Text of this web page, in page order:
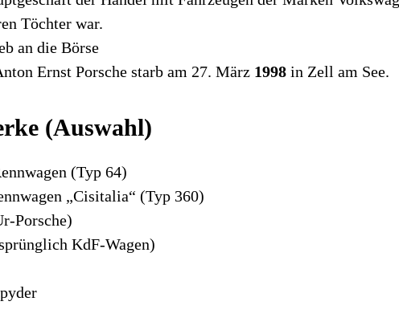
Töchter war.
an die Börse
Ernst Porsche starb am 27. März 1998 in Zell am See.
(Auswahl)
(Typ 64)
„Cisitalia“ (Typ 360)
Porsche)
KdF-Wagen)